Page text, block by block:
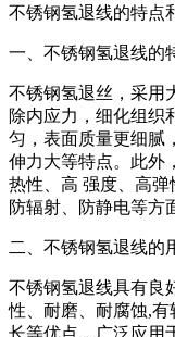
不锈钢氢退线的特点
一、不锈钢氢退线的
不锈钢氢退丝，采用
除内应力，细化组织
匀，表面质量更细腻
伸力大等特点。此外
热性、高 强度、高
防辐射、防静电等方
二、不锈钢氢退线的
不锈钢氢退线具有良
性、耐磨、耐腐蚀,
长等优点，广泛应用